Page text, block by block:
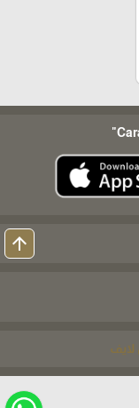
arrow_upward
لايف